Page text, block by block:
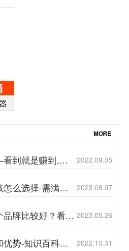
MORE
到就是赚到,一
州易造】…
2022.09.05
么选择-需满足
…
2023.08.07
牌比较好？看完
雷…
2023.05.26
势-知识百科
2022.10.31